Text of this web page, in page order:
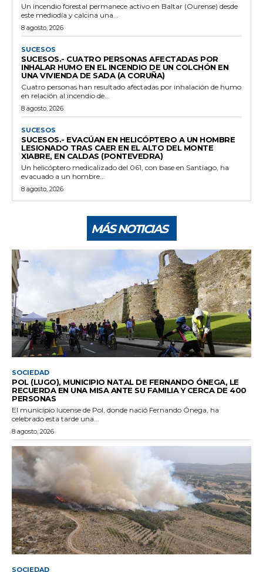
Un incendio forestal permanece activo en Baltar (Ourense) desde
este mediodía y calcina una...
8 agosto, 2026
SUCESOS
SUCESOS.- CUATRO PERSONAS AFECTADAS POR
INHALAR HUMO EN EL INCENDIO DE UN COLCHÓN EN
UNA VIVIENDA DE SADA (A CORUÑA)
Cuatro personas han resultado afectadas por inhalación de humo
en relación al incendio de...
8 agosto, 2026
SUCESOS
SUCESOS.- EVACÚAN EN HELICÓPTERO A UN HOMBRE
LESIONADO TRAS CAER EN EL ALTO DEL MONTE
XIABRE, EN CALDAS (PONTEVEDRA)
Un helicóptero medicalizado del 061, con base en Santiago, ha
evacuado a un hombre...
8 agosto, 2026
MÁS NOTICIAS
SOCIEDAD
POL (LUGO), MUNICIPIO NATAL DE FERNANDO ÓNEGA, LE
RECUERDA EN UNA MISA ANTE SU FAMILIA Y CERCA DE 400
PERSONAS
El municipio lucense de Pol, donde nació Fernando Ónega, ha
celebrado esta tarde una...
8 agosto, 2026
SOCIEDAD